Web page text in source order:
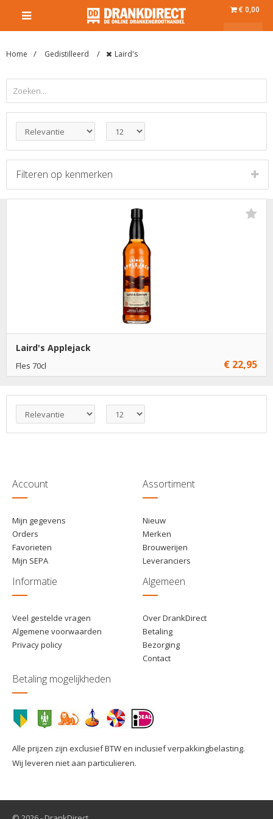
€ 0,00
Home Gedistilleerd Laird's
Filteren op kenmerken
Laird's Applejack
Fles 70cl € 22,95
€ 22,95 1 Toevoegen
€ 21,95
Account
Mijn gegevens
Orders
Favorieten
Mijn SEPA
Assortiment
Nieuw
Merken
Brouwerijen
Leveranciers
Informatie
Veel gestelde vragen
Algemene voorwaarden
Privacy policy
Algemeen
Over DrankDirect
Betaling
Bezorging
Contact
Betaling mogelijkheden
Alle prijzen zijn exclusief BTW en inclusief verpakkingbelasting.
Wij leveren niet aan particulieren.